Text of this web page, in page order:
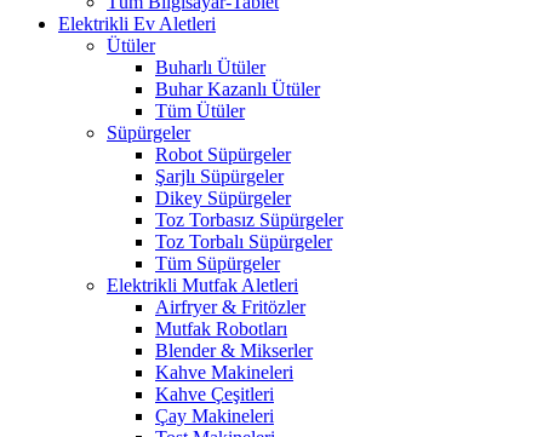
Elektrikli Ev Aletleri
Ütüler
Buharlı Ütüler
Buhar Kazanlı Ütüler
Tüm Ütüler
Süpürgeler
Robot Süpürgeler
Şarjlı Süpürgeler
Dikey Süpürgeler
Toz Torbasız Süpürgeler
Toz Torbalı Süpürgeler
Tüm Süpürgeler
Elektrikli Mutfak Aletleri
Airfryer & Fritözler
Mutfak Robotları
Blender & Mikserler
Kahve Makineleri
Kahve Çeşitleri
Çay Makineleri